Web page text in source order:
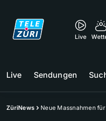
Live
Live Sendungen
ZüriNews Neue Massnahmen